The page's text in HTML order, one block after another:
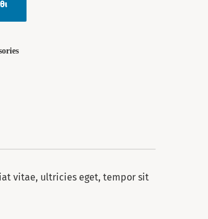
vitae, ultricies eget, tempor sit